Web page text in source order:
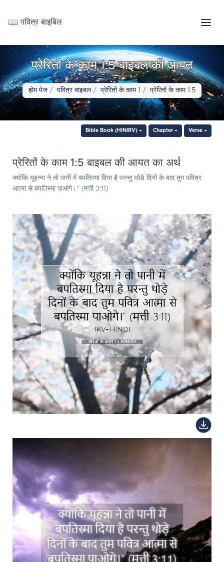
📖 पवित्र बाइबिल
प्रेरितों के काम 1:5 बाइबल की आयत
होम पेज पवित्र बाइबल प्रेरितों के काम 1 प्रेरितों के काम 1:5
Bible Book (HINIRV) Chapter Verse
प्रेरितों के काम 1:5 बाइबल की आयत का अर्थ
क्योंकि यूहन्ना ने तो पानी में बपतिस्मा दिया है परन्तु थोड़े दिनों के बाद तुम पवित्र
आत्मा से बपतिस्मा पाओगे।” (मत्ती 3:11)